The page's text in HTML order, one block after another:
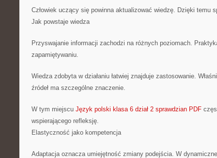
Człowiek uczący się powinna aktualizować wiedzę. Dzięki temu
Jak powstaje wiedza
Przyswajanie informacji zachodzi na różnych poziomach.
zapamiętywaniu.
Wiedza zdobyta w działaniu łatwiej znajduje zastosowanie.
źródeł ma szczególne znaczenie.
W tym miejscu Język polski klasa 6 dział 2 sprawdzian PDF
wspierającego refleksję.
Elastyczność jako kompetencja
Adaptacja oznacza umiejętność zmiany podejścia. W